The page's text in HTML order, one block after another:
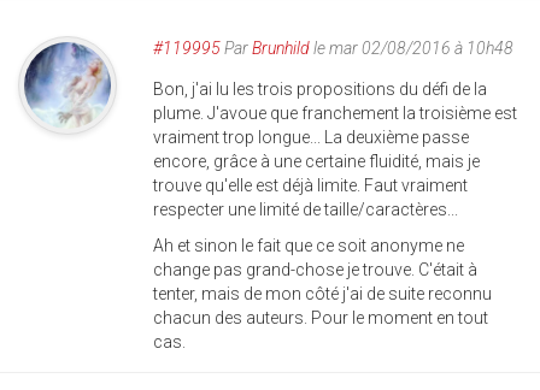
#119995ParBrunhildle mar 02/08/2016 à 10h48
Bon, j'ai lu les trois propositions du défi de la
plume. J'avoue que franchement la troisième est
vraiment trop longue... La deuxième passe
encore, grâce à une certaine fluidité, mais je
trouve qu'elle est déjà limite. Faut vraiment
respecter une limité de taille/caractères...
Ah et sinon le fait que ce soit anonyme ne
change pas grand-chose je trouve. C'était à
tenter, mais de mon côté j'ai de suite reconnu
chacun des auteurs. Pour le moment en tout
cas.